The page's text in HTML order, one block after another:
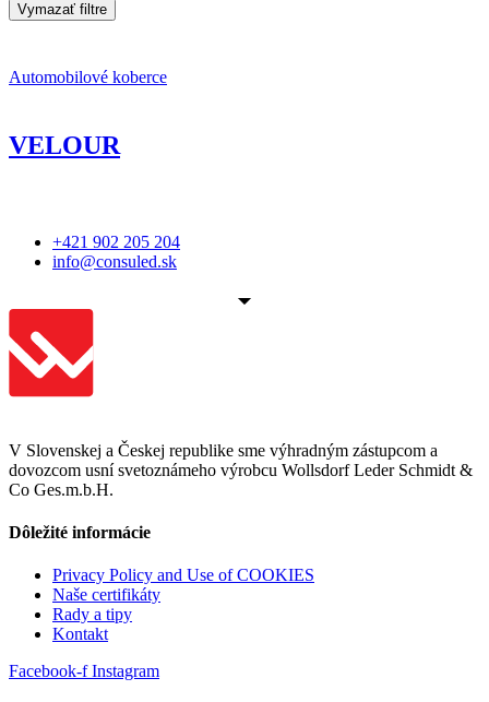
Vymazať filtre
Automobilové koberce
VELOUR
+421 902 205 204
info@consuled.sk
V Slovenskej a Českej republike sme výhradným zástupcom a
dovozcom usní svetoznámeho výrobcu Wollsdorf Leder Schmidt &
Co Ges.m.b.H.
Dôležité informácie
Privacy Policy and Use of COOKIES
Naše certifikáty
Rady a tipy
Kontakt
Facebook-f Instagram